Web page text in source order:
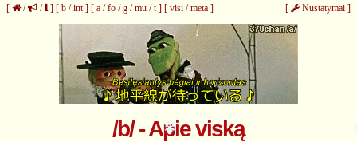
[ / / ] [ b /int] [ a /fo /g /mu /t] [ visi /meta ] [ Nustatymai ]
/b/ - Apie viską